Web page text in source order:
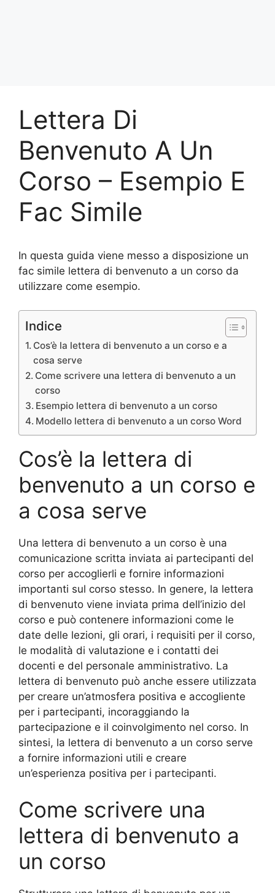
Lettera Di
Benvenuto A Un
Corso – Esempio E
Fac Simile
In questa guida viene messo a disposizione un
fac simile lettera di benvenuto a un corso da
utilizzare come esempio.
Indice
Cos’è la lettera di benvenuto a un corso e a
cosa serve
Come scrivere una lettera di benvenuto a un
corso
Esempio lettera di benvenuto a un corso
Modello lettera di benvenuto a un corso Word
Cos’è la lettera di
benvenuto a un corso e
a cosa serve
Una lettera di benvenuto a un corso è una
comunicazione scritta inviata ai partecipanti del
corso per accoglierli e fornire informazioni
importanti sul corso stesso. In genere, la lettera
di benvenuto viene inviata prima dell’inizio del
corso e può contenere informazioni come le
date delle lezioni, gli orari, i requisiti per il corso,
le modalità di valutazione e i contatti dei
docenti e del personale amministrativo. La
lettera di benvenuto può anche essere utilizzata
per creare un’atmosfera positiva e accogliente
per i partecipanti, incoraggiando la
partecipazione e il coinvolgimento nel corso. In
sintesi, la lettera di benvenuto a un corso serve
a fornire informazioni utili e creare
un’esperienza positiva per i partecipanti.
Come scrivere una
lettera di benvenuto a
un corso